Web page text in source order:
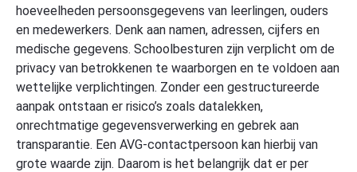
hoeveelheden persoonsgegevens van leerlingen, ouders
en medewerkers. Denk aan namen, adressen, cijfers en
medische gegevens. Schoolbesturen zijn verplicht om de
privacy van betrokkenen te waarborgen en te voldoen aan
wettelijke verplichtingen. Zonder een gestructureerde
aanpak ontstaan er risico’s zoals datalekken,
onrechtmatige gegevensverwerking en gebrek aan
transparantie. Een AVG-contactpersoon kan hierbij van
grote waarde zijn. Daarom is het belangrijk dat er per